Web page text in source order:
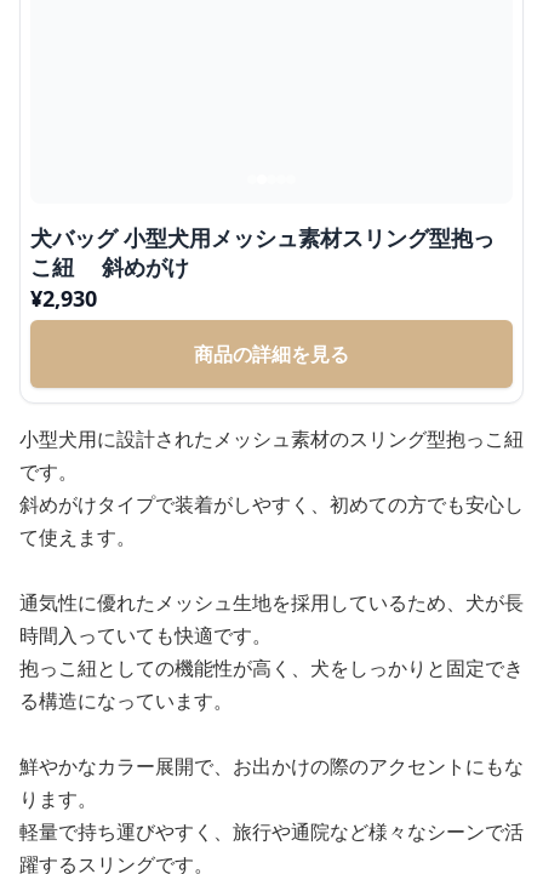
犬バッグ 小型犬用メッシュ素材スリング型抱っ
こ紐 斜めがけ
¥2,930
商品の詳細を見る
小型犬用に設計されたメッシュ素材のスリング型抱っこ紐
です。
斜めがけタイプで装着がしやすく、初めての方でも安心し
て使えます。
通気性に優れたメッシュ生地を採用しているため、犬が長
時間入っていても快適です。
抱っこ紐としての機能性が高く、犬をしっかりと固定でき
る構造になっています。
鮮やかなカラー展開で、お出かけの際のアクセントにもな
ります。
軽量で持ち運びやすく、旅行や通院など様々なシーンで活
躍するスリングです。